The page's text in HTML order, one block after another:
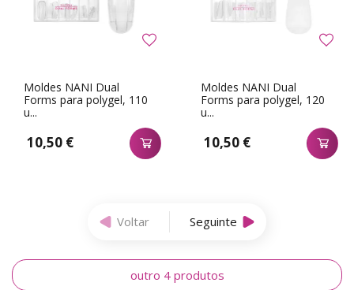
Moldes NANI Dual
Forms para polygel, 110
u...
10,50 €
Moldes NANI Dual
Forms para polygel, 120
u...
10,50 €
Voltar Seguinte
outro 4 produtos